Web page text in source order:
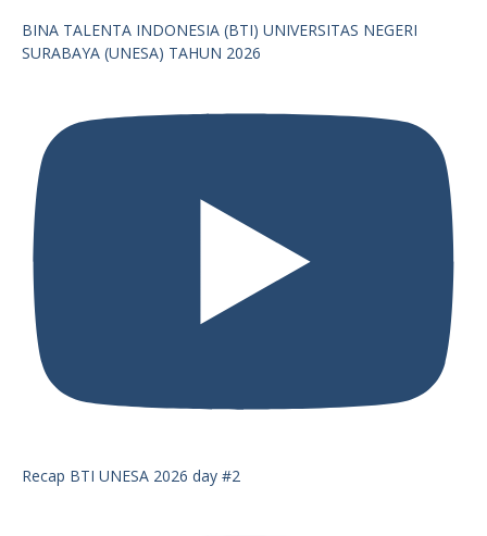
BINA TALENTA INDONESIA (BTI) UNIVERSITAS NEGERI
SURABAYA (UNESA) TAHUN 2026
Recap BTI UNESA 2026 day #2